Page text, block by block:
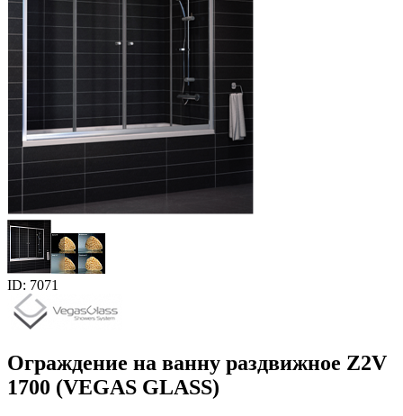
ID: 7071
Ограждение на ванну раздвижное Z2V
1700 (VEGAS GLASS)